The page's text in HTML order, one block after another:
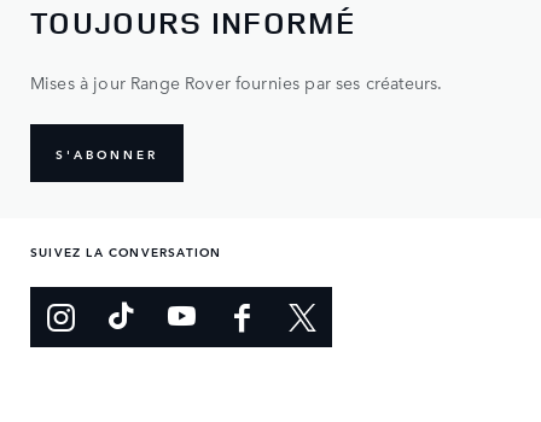
TOUJOURS INFORMÉ
Mises à jour Range Rover fournies par ses créateurs.
S'ABONNER
SUIVEZ LA CONVERSATION